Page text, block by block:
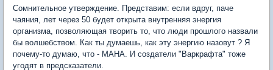
Сомнительное утверждение. Представим: если вдруг, паче
чаяния, лет через 50 будет открыта внутренняя энергия
организма, позволяющая творить то, что люди прошлого назвали
бы волшебством. Как ты думаешь, как эту энергию назовут ? Я
почему-то думаю, что - МАНА. И создатели "Варкрафта" тоже
угодят в предсказатели.